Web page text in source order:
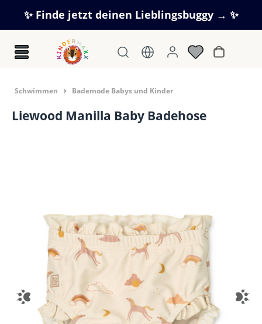
Zum Hauptinhalt springen
✨ Finde jetzt deinen Lieblingsbuggy → ✨
Schwimmen Bademode Babys und Kinder
Liewood Manilla Baby Badehose